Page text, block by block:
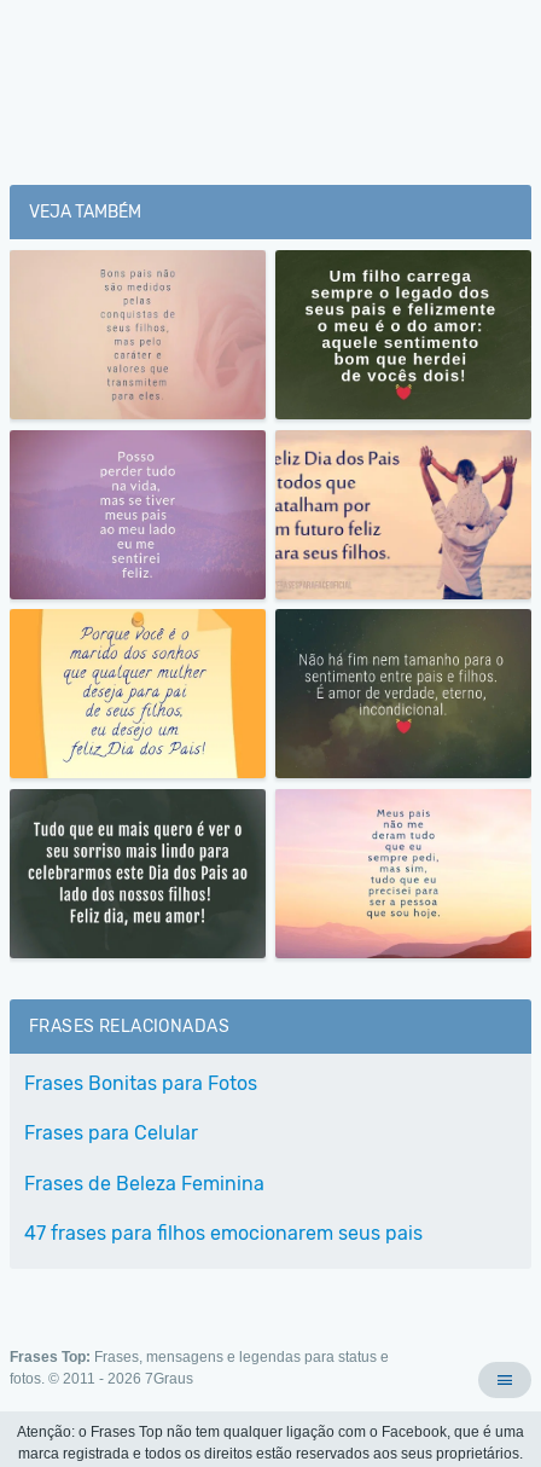
VEJA TAMBÉM
FRASES RELACIONADAS
Frases Bonitas para Fotos
Frases para Celular
Frases de Beleza Feminina
47 frases para filhos emocionarem seus pais
Frases Top: Frases, mensagens e legendas para status e
fotos. © 2011 - 2026 7Graus
Atenção: o Frases Top não tem qualquer ligação com o Facebook, que é uma
marca registrada e todos os direitos estão reservados aos seus proprietários.